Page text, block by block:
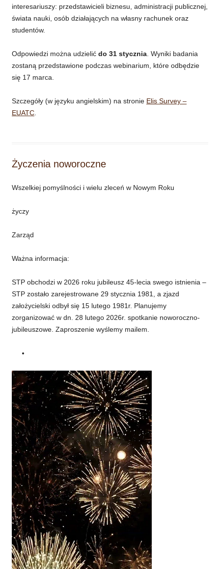
interesariuszy: przedstawicieli biznesu, administracji publicznej,
świata nauki, osób działających na własny rachunek oraz
studentów.
Odpowiedzi można udzielić do 31 stycznia. Wyniki badania
zostaną przedstawione podczas webinarium, które odbędzie
się 17 marca.
Szczegóły (w języku angielskim) na stronie Elis Survey –
EUATC.
Życzenia noworoczne
Wszelkiej pomyślności i wielu zleceń w Nowym Roku
życzy
Zarząd
Ważna informacja:
STP obchodzi w 2026 roku jubileusz 45-lecia swego istnienia –
STP zostało zarejestrowane 29 stycznia 1981, a zjazd
założycielski odbył się 15 lutego 1981r. Planujemy
zorganizować w dn. 28 lutego 2026r. spotkanie noworoczno-
jubileuszowe. Zaproszenie wyślemy mailem.